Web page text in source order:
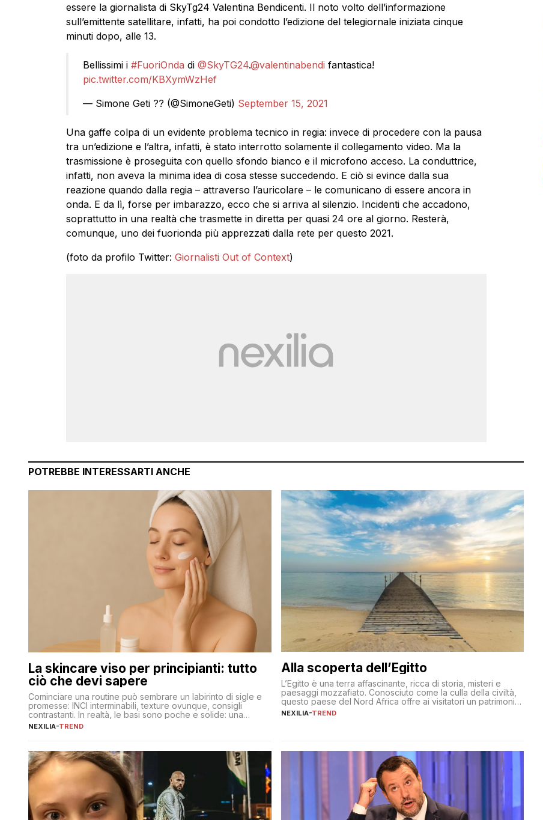
essere la giornalista di SkyTg24 Valentina Bendicenti. Il noto volto dell’informazione
sull’emittente satellitare, infatti, ha poi condotto l’edizione del telegiornale iniziata cinque
minuti dopo, alle 13.
Bellissimi i #FuoriOnda di @SkyTG24.@valentinabendi fantastica!
pic.twitter.com/KBXymWzHef
— Simone Geti ?? (@SimoneGeti) September 15, 2021
Una gaffe colpa di un evidente problema tecnico in regia: invece di procedere con la pausa
tra un’edizione e l’altra, infatti, è stato interrotto solamente il collegamento video. Ma la
trasmissione è proseguita con quello sfondo bianco e il microfono acceso. La conduttrice,
infatti, non aveva la minima idea di cosa stesse succedendo. E ciò si evince dalla sua
reazione quando dalla regia – attraverso l’auricolare – le comunicano di essere ancora in
onda. E da lì, forse per imbarazzo, ecco che si arriva al silenzio. Incidenti che accadono,
soprattutto in una realtà che trasmette in diretta per quasi 24 ore al giorno. Resterà,
comunque, uno dei fuorionda più apprezzati dalla rete per questo 2021.
(foto da profilo Twitter: Giornalisti Out of Context)
POTREBBE INTERESSARTI ANCHE
La skincare viso per principianti: tutto
ciò che devi sapere
Cominciare una routine può sembrare un labirinto di sigle e
promesse: INCI interminabili, texture ovunque, consigli
contrastanti. In realtà, le basi sono poche e solide: una
detersione delicata che non impoverisce, un’idratazione
tutto il resto. […]
NEXILIA-TREND
Alla scoperta dell’Egitto
L’Egitto è una terra affascinante, ricca di storia, misteri e
paesaggi mozzafiato. Conosciuto come la culla della civiltà,
questo paese del Nord Africa offre ai visitatori un patrimonio
culturale unico al mondo. Attraverso i millenni, l’Egitto è stato
NEXILIA-TREND